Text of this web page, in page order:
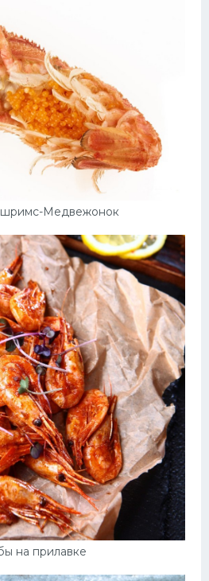
шримс-Медвежонок
на прилавке